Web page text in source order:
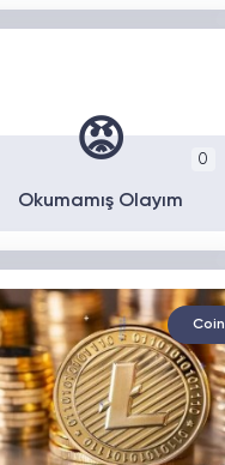
0
😡
Okumamış Olayım
Coin